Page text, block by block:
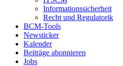
Informationssicherheit
Recht und Regulatorik
BCM-Tools
Newsticker
Kalender
Beiträge abonnieren
Jobs